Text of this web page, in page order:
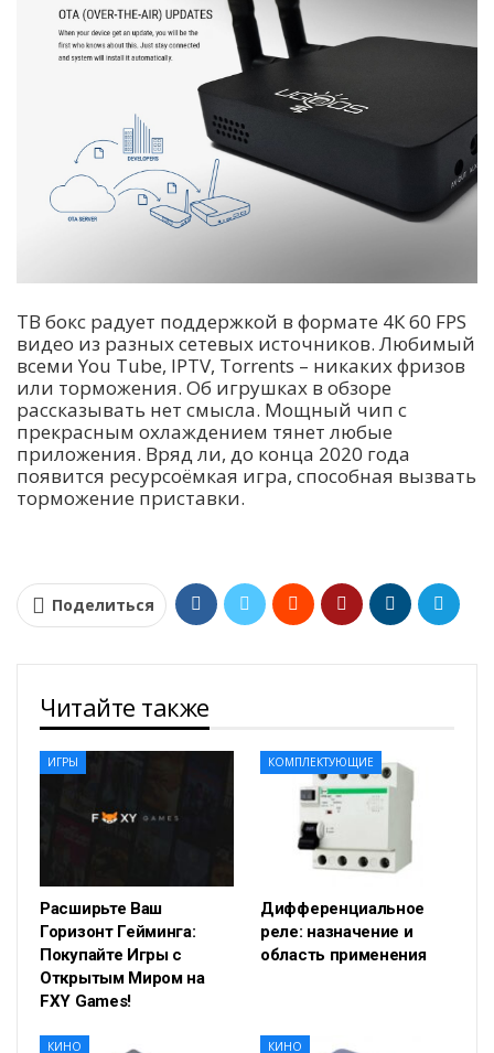
ТВ бокс радует поддержкой в формате 4К 60 FPS
видео из разных сетевых источников. Любимый
всеми You Tube, IPTV, Torrents – никаких фризов
или торможения. Об игрушках в обзоре
рассказывать нет смысла. Мощный чип с
прекрасным охлаждением тянет любые
приложения. Вряд ли, до конца 2020 года
появится ресурсоёмкая игра, способная вызвать
торможение приставки.
Поделиться
Читайте также
ИГРЫ
Расширьте Ваш
Горизонт Гейминга:
Покупайте Игры с
Открытым Миром на
FXY Games!
КОМПЛЕКТУЮЩИЕ
Дифференциальное
реле: назначение и
область применения
КИНО КИНО